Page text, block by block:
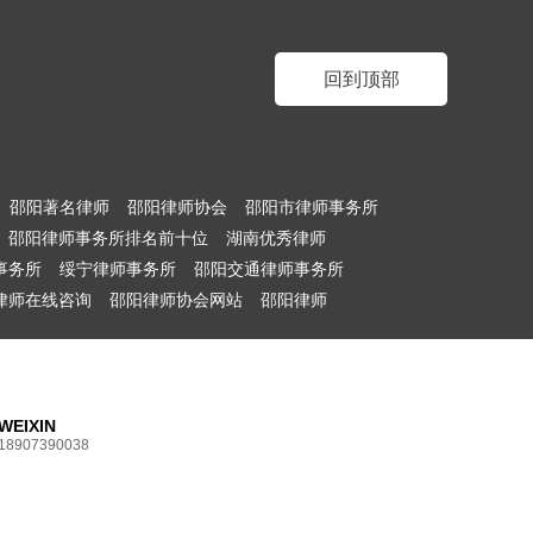
回到顶部
邵阳著名律师 邵阳律师协会
邵阳市律师事务所
邵阳律师事务所排名前十位
湖南优秀律师
务所
绥宁律师事务所
邵阳交通律师事务所
师在线咨询
邵阳律师协会网站 邵阳律师